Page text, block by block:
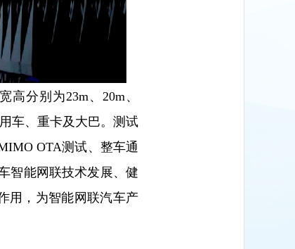
分别为23m、20m、
车、重卡及大巴。测试
OTA测试、整车通
智能网联技术发展、健
用，为智能网联汽车产